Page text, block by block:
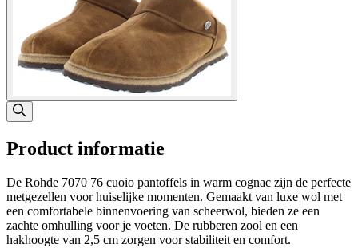
Product informatie
De Rohde 7070 76 cuoio pantoffels in warm cognac zijn de perfecte
metgezellen voor huiselijke momenten. Gemaakt van luxe wol met
een comfortabele binnenvoering van scheerwol, bieden ze een
zachte omhulling voor je voeten. De rubberen zool en een
hakhoogte van 2,5 cm zorgen voor stabiliteit en comfort.